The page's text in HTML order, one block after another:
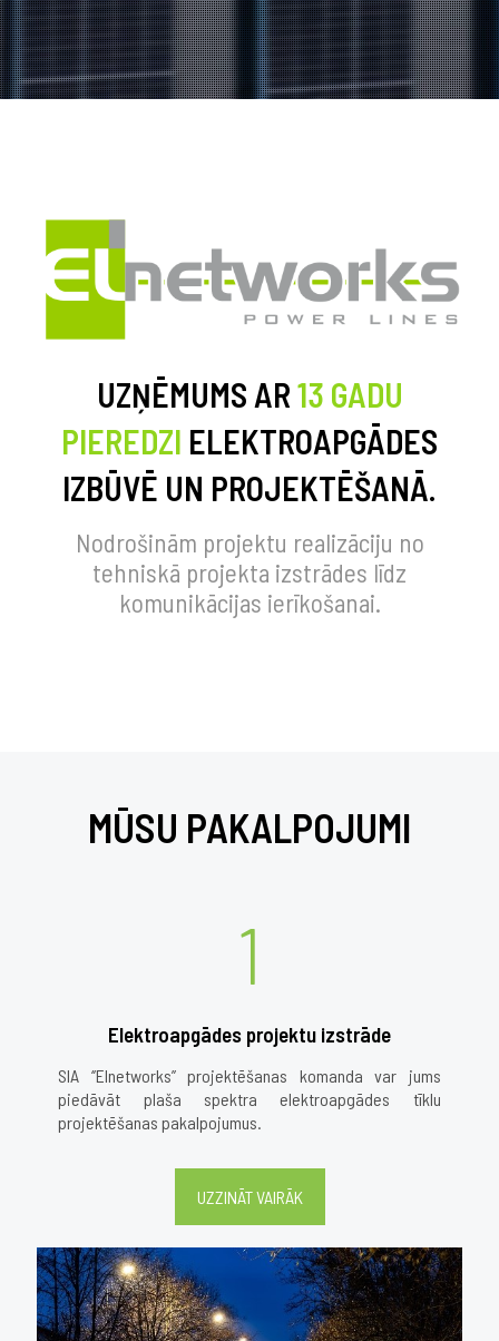
UZŅĒMUMS AR13 GADU
PIEREDZI ELEKTROAPGĀDES
IZBŪVĒ UN PROJEKTĒŠANĀ.
Nodrošinām projektu realizāciju no
tehniskā projekta izstrādes līdz
komunikācijas ierīkošanai.
MŪSU PAKALPOJUMI
1
Elektroapgādes projektu izstrāde
SIA ‘’Elnetworks’’ projektēšanas komanda var jums
piedāvāt plaša spektra elektroapgādes tīklu
projektēšanas pakalpojumus.
UZZINĀT VAIRĀK